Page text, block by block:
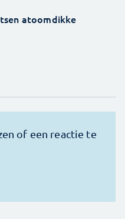
atoomdikke